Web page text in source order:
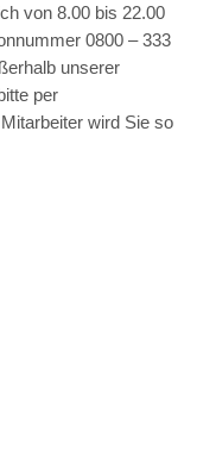
von 8.00 bis 22.00
0800 – 333
unserer
per
wird Sie so